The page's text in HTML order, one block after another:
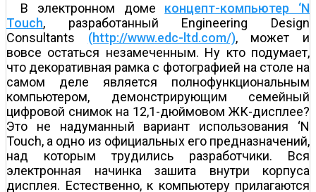
В электронном доме концепт-компьютер ‘N
Touch, разработанный Engineering Design
Consultants (http://www.edc-ltd.com/), может и
вовсе остаться незамеченным. Ну кто подумает,
что декоративная рамка с фотографией на столе на
самом деле является полнофункциональным
компьютером, демонстрирующим семейный
цифровой снимок на 12,1-дюймовом ЖК-дисплее?
Это не надуманный вариант использования ‘N
Touch, а одно из официальных его предназначений,
над которым трудились разработчики. Вся
электронная начинка зашита внутри корпуса
дисплея. Естественно, к компьютеру прилагаются